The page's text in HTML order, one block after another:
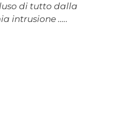
di tutto dalla
intrusione …..